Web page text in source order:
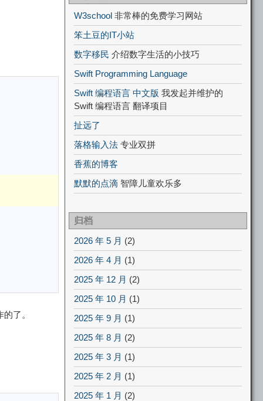
了。
W3school 非常棒的免费学习网站
笨土豆的IT小站
数字移民 介绍数字生活的小技巧
Swift Programming Language
Swift 编程语言 中文版 我发起并维护的
Swift 编程语言 翻译项目
扯远了
落格输入法 专业双拼
香蕉的博客
默默的点滴 智障儿童欢乐多
归档
2026 年 5 月 (2)
2026 年 4 月 (1)
2025 年 12 月 (2)
2025 年 10 月 (1)
2025 年 9 月 (1)
2025 年 8 月 (2)
2025 年 3 月 (1)
2025 年 2 月 (1)
2025 年 1 月 (2)